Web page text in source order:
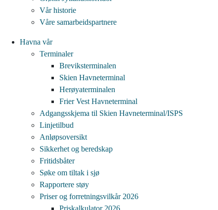
Vår historie
Våre samarbeidspartnere
Havna vår
Terminaler
Breviksterminalen
Skien Havneterminal
Herøyaterminalen
Frier Vest Havneterminal
Adgangsskjema til Skien Havneterminal/ISPS
Linjetilbud
Anløpsoversikt
Sikkerhet og beredskap
Fritidsbåter
Søke om tiltak i sjø
Rapportere støy
Priser og forretningsvilkår 2026